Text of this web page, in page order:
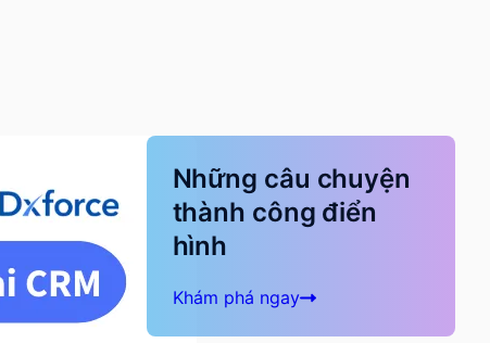
Những câu chuyện
thành công điển
hình
Khám phá ngay